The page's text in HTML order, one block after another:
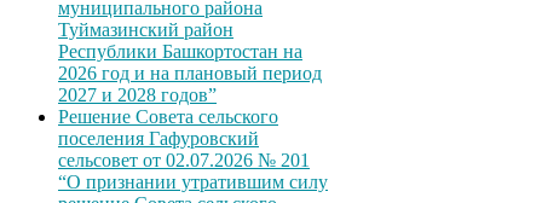
муниципального района
Туймазинский район
Республики Башкортостан на
2026 год и на плановый период
2027 и 2028 годов”
Решение Совета сельского
поселения Гафуровский
сельсовет от 02.07.2026 № 201
“О признании утратившим силу